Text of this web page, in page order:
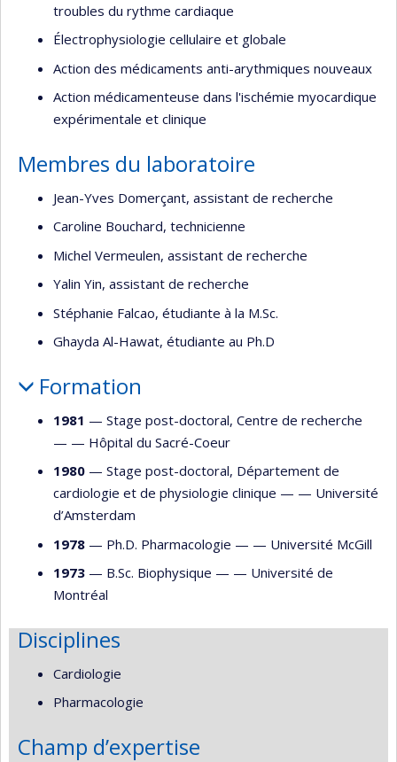
troubles du rythme cardiaque
Électrophysiologie cellulaire et globale
Action des médicaments anti-arythmiques nouveaux
Action médicamenteuse dans l'ischémie myocardique
expérimentale et clinique
Membres du laboratoire
Jean-Yves Domerçant, assistant de recherche
Caroline Bouchard, technicienne
Michel Vermeulen, assistant de recherche
Yalin Yin, assistant de recherche
Stéphanie Falcao, étudiante à la M.Sc.
Ghayda Al-Hawat, étudiante au Ph.D
Formation
1981 — Stage post-doctoral, Centre de recherche
— — Hôpital du Sacré-Coeur
1980 — Stage post-doctoral, Département de
cardiologie et de physiologie clinique — — Université
d’Amsterdam
1978 — Ph.D. Pharmacologie — — Université McGill
1973 — B.Sc. Biophysique — — Université de
Montréal
Disciplines
Cardiologie
Pharmacologie
Champ d’expertise